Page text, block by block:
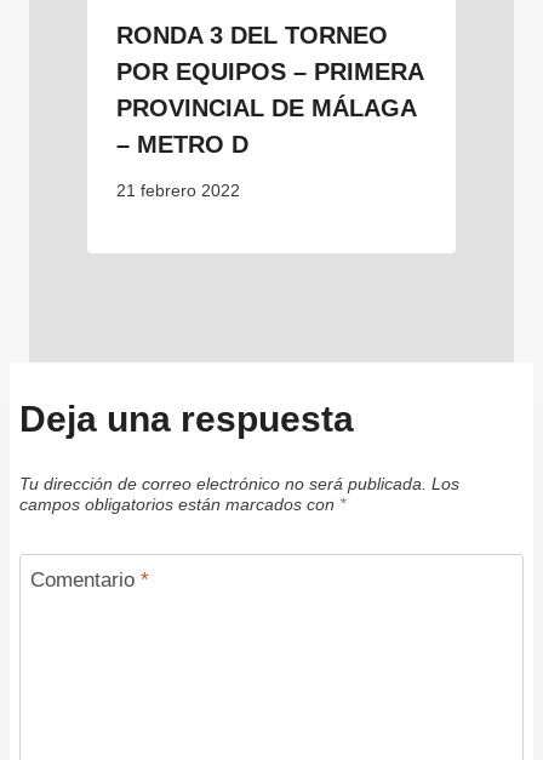
RONDA 3 DEL TORNEO
POR EQUIPOS – PRIMERA
PROVINCIAL DE MÁLAGA
– METRO D
21 febrero 2022
Deja una respuesta
Tu dirección de correo electrónico no será publicada. Los
campos obligatorios están marcados con *
Comentario *